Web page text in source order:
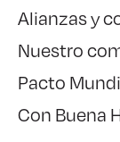
Alianzas y
Nuestro
Pacto
Con Buena